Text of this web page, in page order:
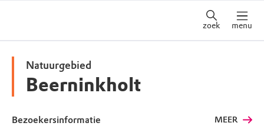
zoek menu
Natuurgebied
Beerninkholt
Bezoekersinformatie MEER